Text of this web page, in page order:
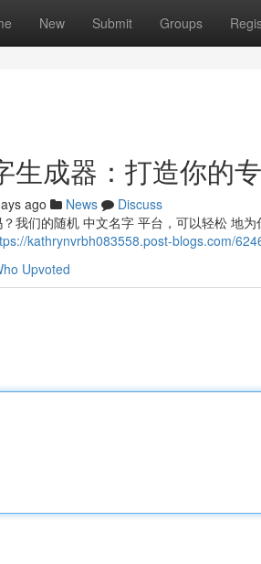
New Submit Groups
生成器：打造你的
ago News
Discuss
我们的随机 中文名字 平台，可以轻松 地
kathrynvrbh083558.post-blogs.com/
Upvoted